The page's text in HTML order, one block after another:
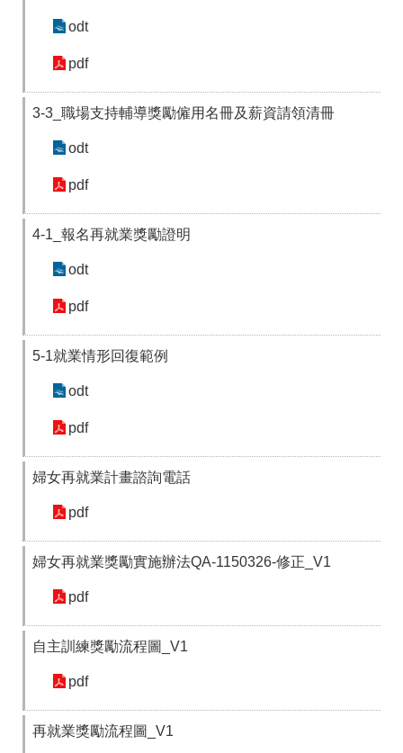
odt
pdf
3-3_職場支持輔導獎勵僱用名冊及薪資請領清冊
odt
pdf
4-1_報名再就業獎勵證明
odt
pdf
5-1就業情形回復範例
odt
pdf
婦女再就業計畫諮詢電話
pdf
婦女再就業獎勵實施辦法QA-1150326-修正_V1
pdf
自主訓練獎勵流程圖_V1
pdf
再就業獎勵流程圖_V1